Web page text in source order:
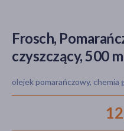
Hit
Frosch,
czyszczący, 500
olejek pomarańczowy, chemia